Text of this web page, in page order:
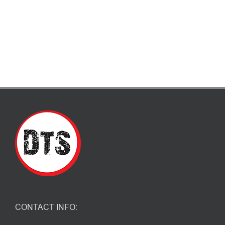
CONTACT INFO: